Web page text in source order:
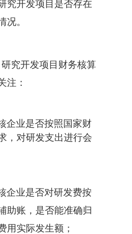
究开发项目是否存在
况。
研究开发项目财务核算
注：
企业是否按照国家财
，对研发支出进行会
企业是否对研发费按
助账，是否能准确归
用实际发生额；